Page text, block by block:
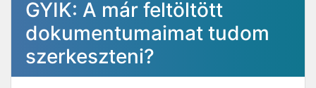
GYIK: A már feltöltött
dokumentumaimat tudom
szerkeszteni?